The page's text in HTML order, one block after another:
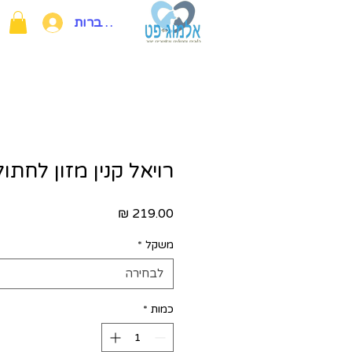
להתחברות
רויאל קנין מזון
משקל *
לבחירה
כמות *